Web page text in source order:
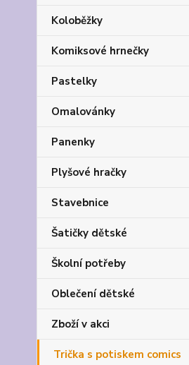
Koloběžky
Komiksové hrnečky
Pastelky
Omalovánky
Panenky
Plyšové hračky
Stavebnice
Šatičky dětské
Školní potřeby
Oblečení dětské
Zboží v akci
Trička s potiskem comics